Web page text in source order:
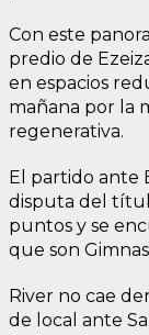
Con este
predio de
en espacios
mañana por la
regenerativa.
El partido ante
disputa del
puntos y se
que son
River no cae
de local ante